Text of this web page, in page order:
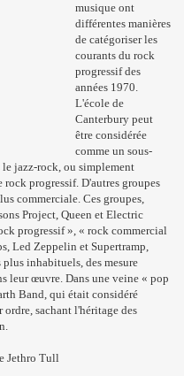
musique ont
différentes manières
de catégoriser les
courants du rock
progressif des
années 1970.
L'école de
Canterbury peut
être considérée
comme un sous-
jazz-rock, ou simplement
progressif. D'autres groupes
commerciale. Ces groupes,
Project, Queen et Electric
progressif », « rock commercial
Led Zeppelin et Supertramp,
inhabituels, des mesure
leur œuvre. Dans une veine « pop
Band, qui était considéré
sachant l'héritage des